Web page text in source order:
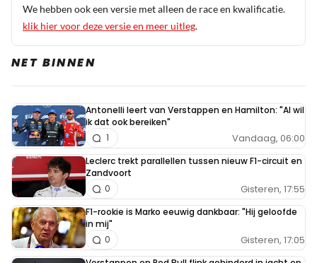
We hebben ook een versie met alleen de race en kwalificatie.
klik hier voor deze versie en meer uitleg.
NET BINNEN
Antonelli leert van Verstappen en Hamilton: "Al wil
ik dat ook bereiken"
Vandaag, 06:00
1
Leclerc trekt parallellen tussen nieuw F1-circuit en
Zandvoort
Gisteren, 17:55
0
F1-rookie is Marko eeuwig dankbaar: "Hij geloofde
in mij"
Gisteren, 17:05
0